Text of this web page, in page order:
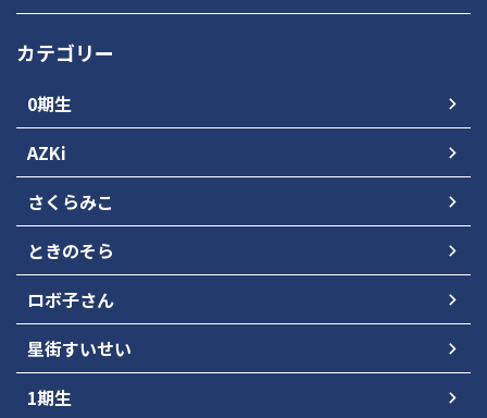
カテゴリー
0期生
AZKi
さくらみこ
ときのそら
ロボ子さん
星街すいせい
1期生